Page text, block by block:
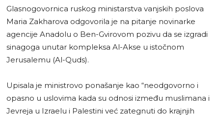
Glasnogovornica ruskog ministarstva vanjskih poslova
Maria Zakharova odgovorila je na pitanje novinarke
agencije Anadolu o Ben-Gvirovom pozivu da se izgradi
sinagoga unutar kompleksa Al-Akse u istočnom
Jerusalemu (Al-Quds).
Upisala je ministrovo ponašanje kao “neodgovorno i
opasno u uslovima kada su odnosi između muslimana i
Jevreja u Izraelu i Palestini već zategnuti do krajnjih